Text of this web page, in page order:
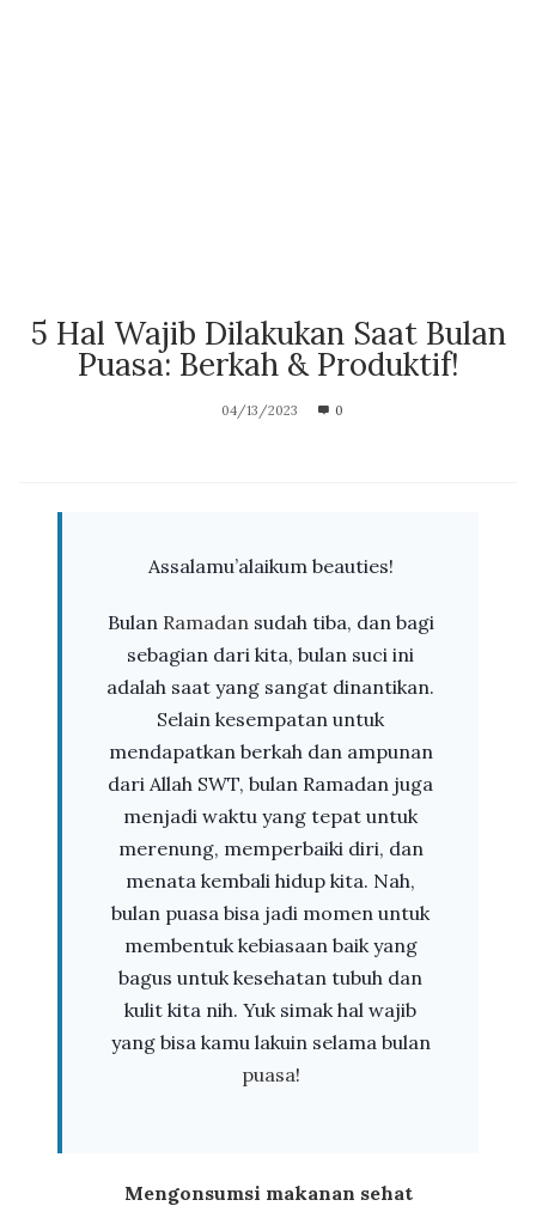
5 Hal Wajib Dilakukan Saat Bulan
Puasa: Berkah & Produktif!
04/13/2023 0
Assalamu’alaikum beauties!
Bulan Ramadan sudah tiba, dan bagi
sebagian dari kita, bulan suci ini
adalah saat yang sangat dinantikan.
Selain kesempatan untuk
mendapatkan berkah dan ampunan
dari Allah SWT, bulan Ramadan juga
menjadi waktu yang tepat untuk
merenung, memperbaiki diri, dan
menata kembali hidup kita. Nah,
bulan puasa bisa jadi momen untuk
membentuk kebiasaan baik yang
bagus untuk kesehatan tubuh dan
kulit kita nih. Yuk simak hal wajib
yang bisa kamu lakuin selama bulan
puasa!
Mengonsumsi makanan sehat